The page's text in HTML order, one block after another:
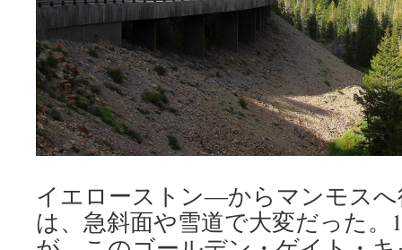
イエローストン―からマンモス
は、急斜面や雪道で大変だった。